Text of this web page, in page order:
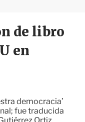
i
o
de libro
en
democracia’
fue traducida